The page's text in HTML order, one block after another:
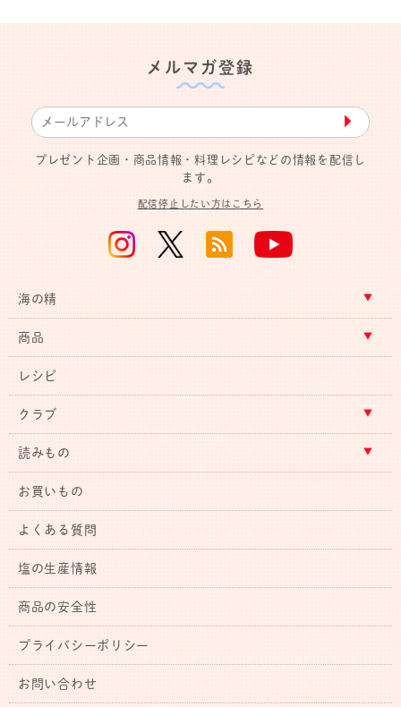
メルマガ登録
▶︎
プレゼント企画・商品情報・料理レシピなどの情報を配信し
ます。
配信停止したい方はこちら
海の精
商品
レシピ
クラブ
読みもの
お買いもの
よくある質問
塩の生産情報
商品の安全性
プライバシーポリシー
お問い合わせ